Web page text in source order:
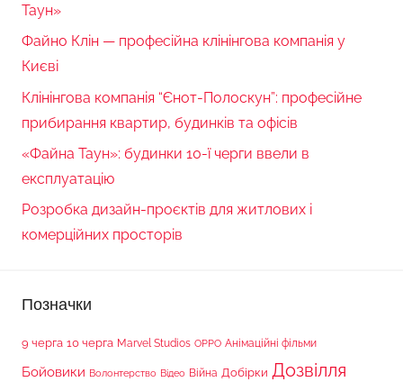
Таун»
Файно Клін — професійна клінінгова компанія у
Києві
Клінінгова компанія “Єнот-Полоскун”: професійне
прибирання квартир, будинків та офісів
«Файна Таун»: будинки 10-ї черги ввели в
експлуатацію
Розробка дизайн-проєктів для житлових і
комерційних просторів
Позначки
9 черга 10 черга Marvel Studios OPPO Анімаційні фільми
Бойовики Волонтерство Відео Війна Добірки Дозвілля